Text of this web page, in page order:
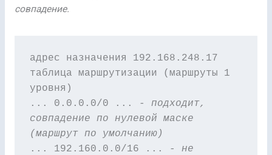
совпадение.
адрес назначения 192.168.248.17
таблица маршрутизации (маршруты 1
уровня)
... 0.0.0.0/0 ...
- подходит,
совпадение по нулевой маске
(маршрут по умолчанию)
... 192.160.0.0/16 ...
- не